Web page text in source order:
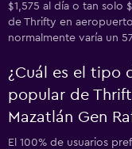
$1,575 al día o tan solo
de Thrifty en
normalmente varía un
¿Cuál es el tipo
popular de
Mazatlán Gen
El 100% de usuarios